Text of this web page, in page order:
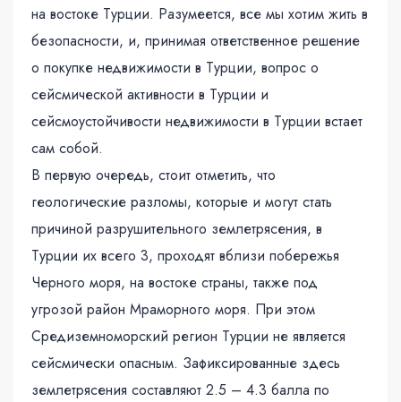
на востоке Турции. Разумеется, все мы хотим жить в
безопасности, и, принимая ответственное решение
о покупке недвижимости в Турции, вопрос о
сейсмической активности в Турции и
сейсмоустойчивости недвижимости в Турции встает
сам собой.
В первую очередь, стоит отметить, что
геологические разломы, которые и могут стать
причиной разрушительного землетрясения, в
Турции их всего 3, проходят вблизи побережья
Черного моря, на востоке страны, также под
угрозой район Мраморного моря. При этом
Средиземноморский регион Турции не является
сейсмически опасным. Зафиксированные здесь
землетрясения составляют 2.5 – 4.3 балла по